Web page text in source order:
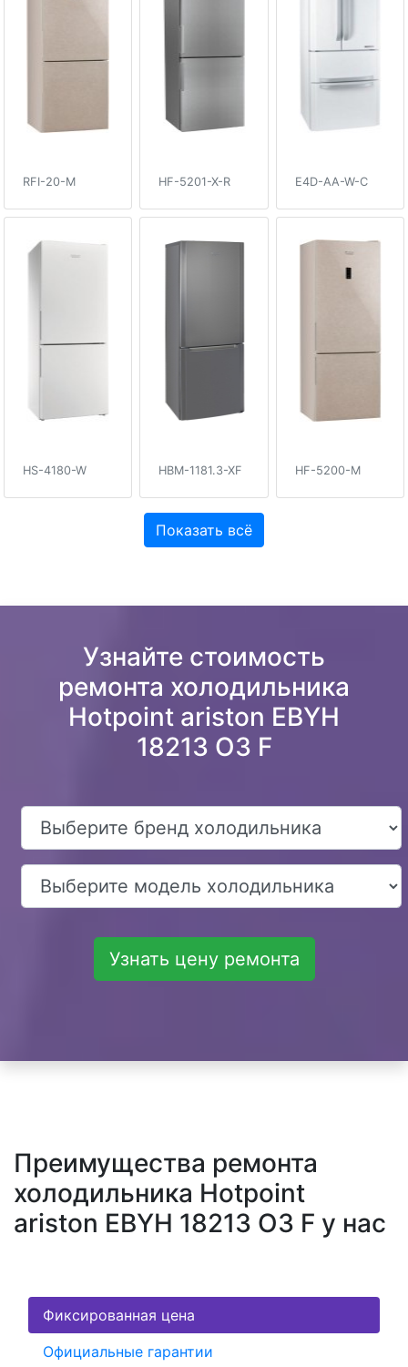
RFI-20-M HF-5201-X-R E4D-AA-W-C
HS-4180-W HBM-1181.3-XF HF-5200-M
Показать всё
Узнайте стоимость
ремонта холодильника
Hotpoint ariston EBYH
18213 O3 F
Узнать цену ремонта
Преимущества ремонта
холодильника Hotpoint
ariston EBYH 18213 O3 F у нас
Фиксированная цена
Официальные гарантии